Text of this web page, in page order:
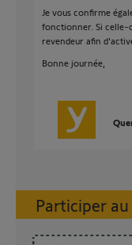
Je vous confirme
fonctionner. Si celle-
revendeur afin
Bonne journée,
Participer